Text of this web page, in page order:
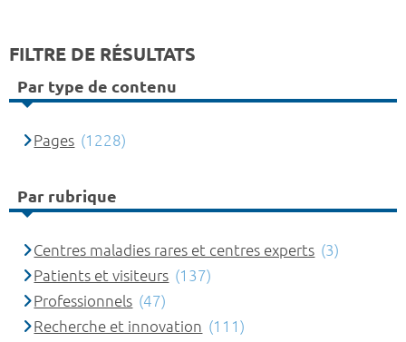
FILTRE DE RÉSULTATS
Par type de contenu
Pages (1228)
Par rubrique
Centres maladies rares et centres experts (3)
Patients et visiteurs (137)
Professionnels (47)
Recherche et innovation (111)